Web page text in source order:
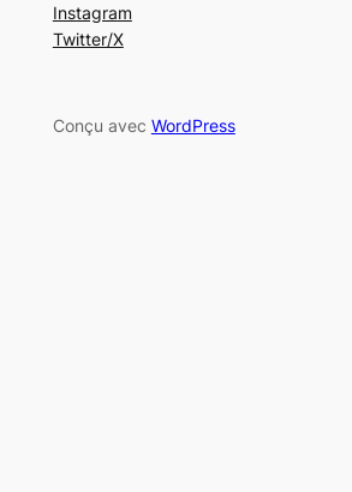
Instagram
Twitter/X
Conçu avec WordPress